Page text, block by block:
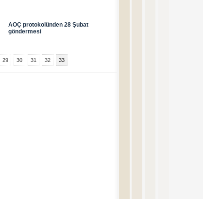
AOÇ protokolünden 28 Şubat
göndermesi
29 30 31 32 33